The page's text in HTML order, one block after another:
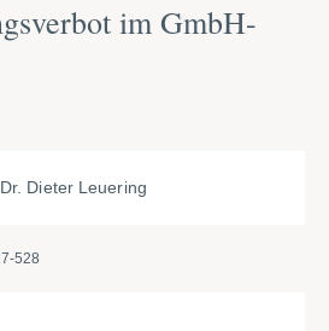
im GmbH-
Dieter Leuering
528